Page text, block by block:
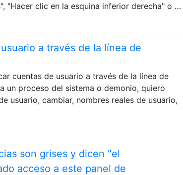
"Hacer clic en la esquina inferior derecha" o …
a través de la línea de
cuentas de usuario a través de la línea de
un proceso del sistema o demonio, quiero
usuario, cambiar, nombres reales de usuario,
son grises y dicen "el
acceso a este panel de